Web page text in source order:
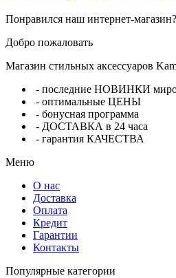
Понравился наш интернет-магазин?
Добро пожаловать
Магазин стильных аксессуаров
- последние НОВИНКИ
- оптимальные ЦЕНЫ
- бонусная программа
- ДОСТАВКА в 24 часа
- гарантия КАЧЕСТВА
Меню
О нас
Доставка
Оплата
Кредит
Гарантии
Контакты
Популярные категории